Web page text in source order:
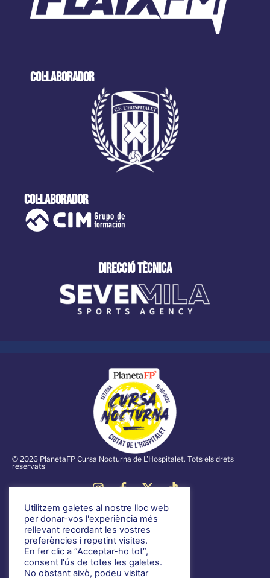
col·laborador
col·laborador
direcció tècnica
© 2026 PlanetaFP Cursa Nocturna de L'Hospitalet. Tots els drets
reservats
Notícies
Informació general
Voluntariat
Normativa
Utilitzem galetes al nostre lloc web
per donar-vos l'experiència més
rellevant recordant les vostres
preferències i repetint visites.
En fer clic a “Acceptar-ho tot”,
consent l'ús de totes les galetes.
No obstant això, podeu visitar